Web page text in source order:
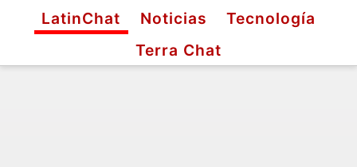
LatinChat
Noticias
Tecnología
Terra Chat